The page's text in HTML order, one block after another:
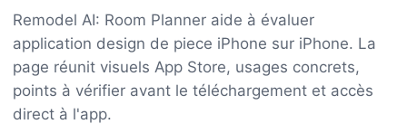
Remodel AI: Room Planner aide à évaluer
application design de piece iPhone sur iPhone. La
page réunit visuels App Store, usages concrets,
points à vérifier avant le téléchargement et accès
direct à l'app.